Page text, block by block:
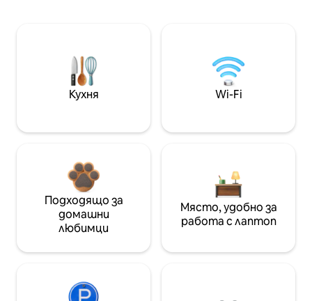
Кухня Wi-Fi
Подходящо за
домашни
любимци
Място, удобно за
работа с лаптоп